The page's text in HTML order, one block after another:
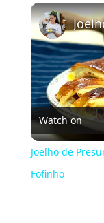
Watch on
Joelho de
Fofinho